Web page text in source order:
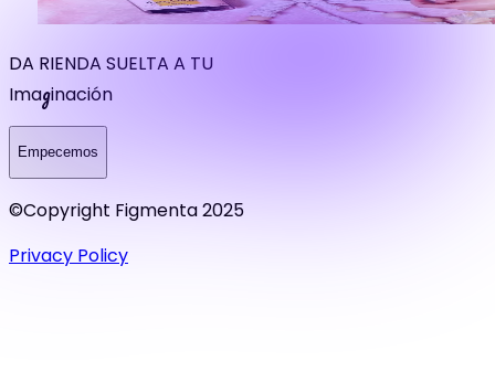
DA RIENDA SUELTA A TU
Imaginación
Empecemos
©Copyright Figmenta 2025
Privacy Policy